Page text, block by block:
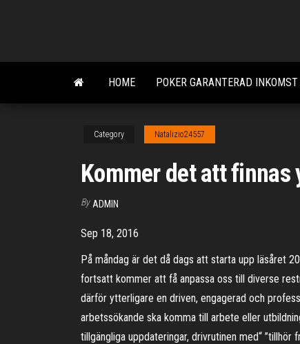
content
HOME POKER GARANTERAD
Category Natalizio24557
Kommer det att
By ADMIN
Sep 18, 2016
På måndag är det då dags att starta upp läsåret
fortsatt kommer att få anpassa oss till diverse
därför ytterligare en driven, engagerad och
arbetssökande ska komma till arbete eller
tillgängliga uppdateringar, drivrutinen med“